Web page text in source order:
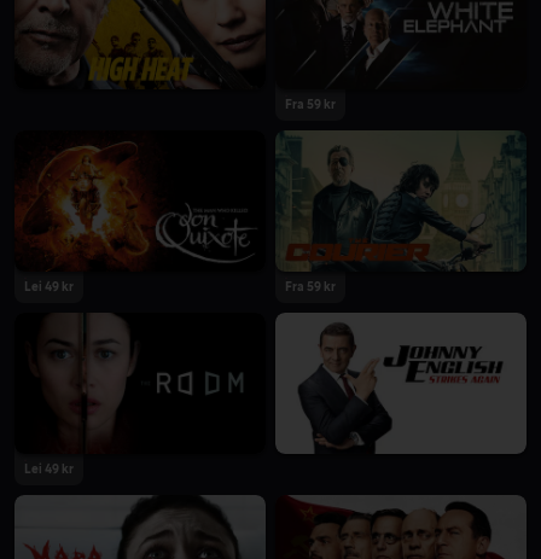
Fra 59 kr
Lei 49 kr Fra 59 kr
Lei 49 kr